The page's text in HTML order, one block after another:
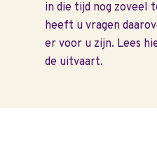
in die tijd nog zoveel
heeft u vragen
er voor u zijn. Lees
de uitvaart.